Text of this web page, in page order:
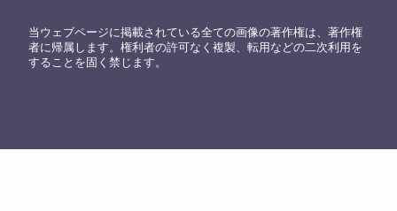
当ウェブページに掲載されている全ての画像の著作権は、著作権
者に帰属します。権利者の許可なく複製、転用などの二次利用を
することを固く禁じます。